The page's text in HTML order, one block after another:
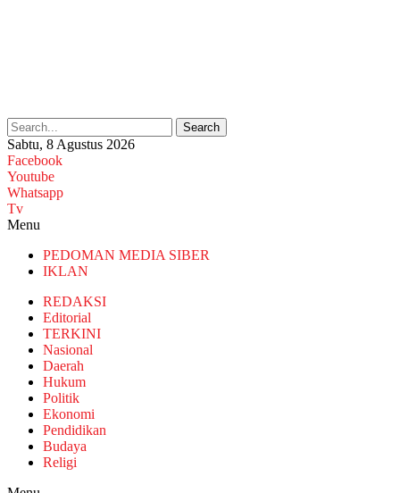
Search
Sabtu, 8 Agustus 2026
Facebook
Youtube
Whatsapp
Tv
Menu
PEDOMAN MEDIA SIBER
IKLAN
REDAKSI
Editorial
TERKINI
Nasional
Daerah
Hukum
Politik
Ekonomi
Pendidikan
Budaya
Religi